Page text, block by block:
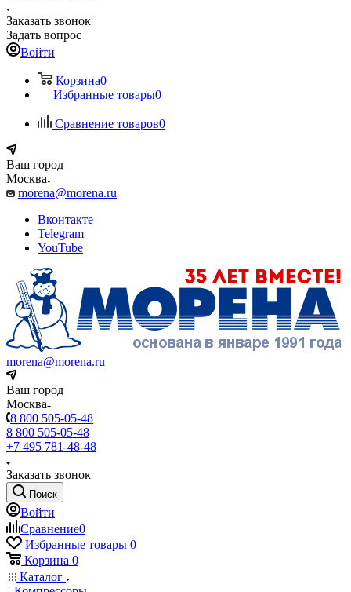
Заказать звонок
Задать вопрос
Войти
Корзина0
Избранные товары0
Сравнение товаров0
Ваш город
Москва
morena@morena.ru
Вконтакте
Telegram
YouTube
morena@morena.ru
Ваш город
Москва
8 800 505-05-48
8 800 505-05-48
+7 495 781-48-48
Заказать звонок
Поиск
Войти
Сравнение0
Избранные товары 0
Корзина 0
Каталог